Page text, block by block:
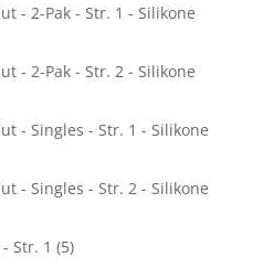
- 2-Pak - Str. 1 - Silikone
- 2-Pak - Str. 2 - Silikone
- Singles - Str. 1 - Silikone
- Singles - Str. 2 - Silikone
Str. 1 (5)